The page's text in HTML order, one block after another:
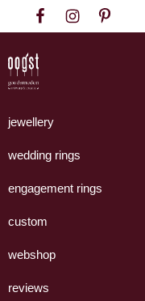
to
primary
navigation
to
content
to
footer
Goudsmeden
Amsterdam
handgemaakte
uit
eigen
jewellery
wedding rings
engagement rings
custom
webshop
reviews